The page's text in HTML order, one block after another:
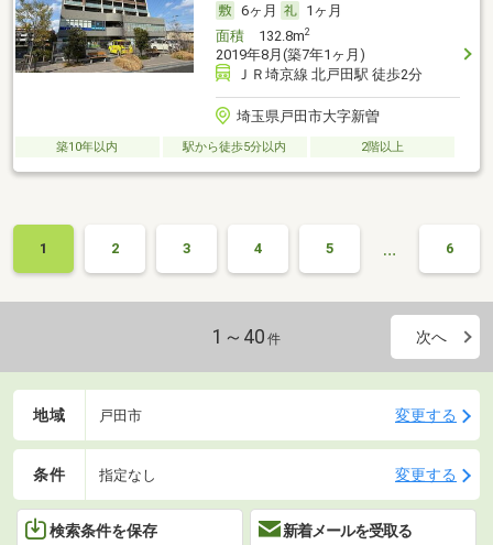
6ヶ月
1ヶ月
面積132.8m2
2019年8月(築7年1ヶ月)
ＪＲ埼京線 北戸田駅 徒歩2分
埼玉県戸田市大字新曽
築10年以内 駅から徒歩5分以内 2階以上
1 2 3 4 5 … 6
1～40 件 次へ
地域 戸田市 変更する
条件 指定なし 変更する
検索条件を保存 新着メールを受取る